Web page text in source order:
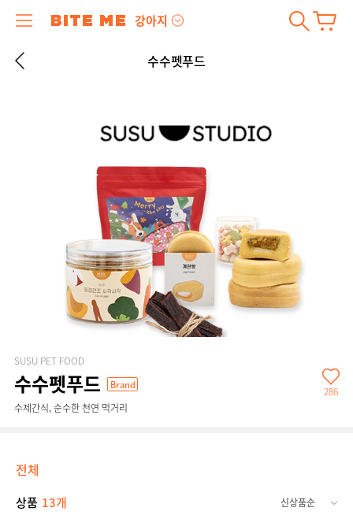
강아지
수수펫푸드
SUSU PET FOOD
수수펫푸드 Brand
286
수제간식, 순수한 천연 먹거리
전체
상품 13개